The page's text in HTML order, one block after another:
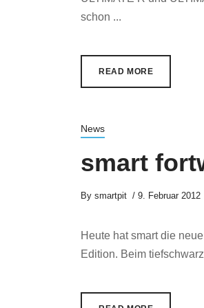
schon ...
READ MORE
News
smart
By smartpit 9. Februar 2012
Heute hat smart die
Edition. Beim